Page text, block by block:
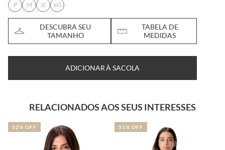
P
M G XG
DESCUBRA SEU
TAMANHO
TABELA DE
MEDIDAS
ADICIONAR À SACOLA
RELACIONADOS AOS SEUS INTERESSES
52% OFF 51% OFF